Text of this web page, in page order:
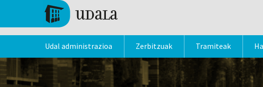
Skip to main content
Udal administrazioa Zerbitzuak Tramiteak